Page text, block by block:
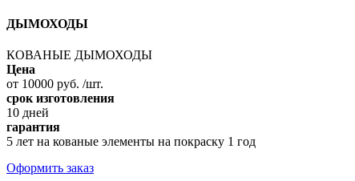
ДЫМОХОДЫ
КОВАНЫЕ ДЫМОХОДЫ
Цена
от 10000 руб. /шт.
срок изготовления
10 дней
гарантия
5 лет на кованые элементы на покраску 1 год
Оформить заказ